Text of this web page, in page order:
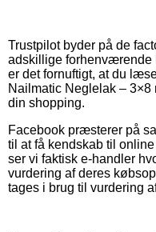
Trustpilot byder på de
adskillige forhenværende
er det fornuftigt, at du
Nailmatic Neglelak –
din shopping.
Facebook præsterer på
til at få kendskab til
ser vi faktisk e-handler
vurdering af deres
tages i brug til vurdering